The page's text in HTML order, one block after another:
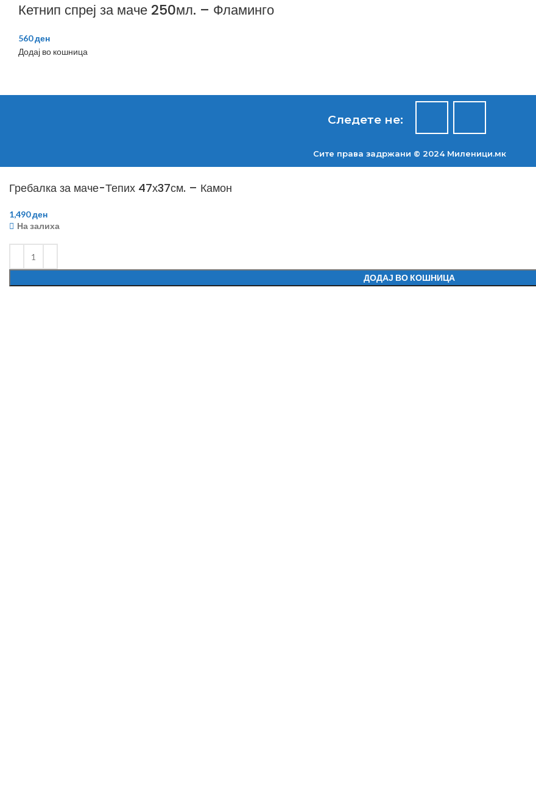
Кетнип спреј за маче 250мл. – Фламинго
560ден
Додај во кошница
Следете не:
Сите права задржани © 2024 Mиленици.мк
Гребалка за маче-Тепих 47х37см. – Камон
1,490ден
На залиха
ДОДАЈ ВО КОШНИЦА